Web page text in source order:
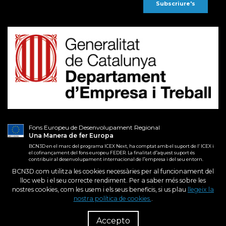
Fons Europeu de Desenvolupament Regional
Una Manera de fer Europa
BCN3D en el marc del programa ICEX Next, ha comptat amb el suport de l’ ICEX i
el cofinançament del fons europeu FEDER. La finalitat d‟aquest suport és
contribuir al desenvolupament internacional de l‟empresa i del seu entorn.
2026. BCN3D Technologies, Inc.
Tots els drets reservats.
Condicions generals
Condicions de compra
BCN3D.com utilitza les cookies necessàries per al funcionament del
lloc web i el seu correcte rendiment. Per a saber més sobre les
nostres cookies, com les usem i els seus beneficis, si us plau
llegeix la
nostra política de cookies..
Accepto